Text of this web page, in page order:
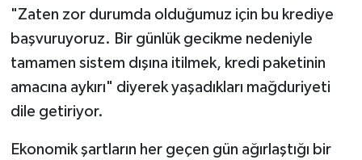
"Zaten zor durumda olduğumuz için bu krediye
başvuruyoruz. Bir günlük gecikme nedeniyle
tamamen sistem dışına itilmek, kredi paketinin
amacına aykırı" diyerek yaşadıkları mağduriyeti
dile getiriyor.
Ekonomik şartların her geçen gün ağırlaştığı bir